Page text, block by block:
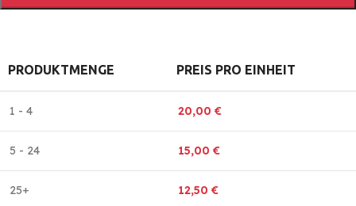
PRODUKTMENGE PREIS PRO EINHEIT
1 - 4 20,00 €
5 - 24 15,00 €
25+ 12,50 €